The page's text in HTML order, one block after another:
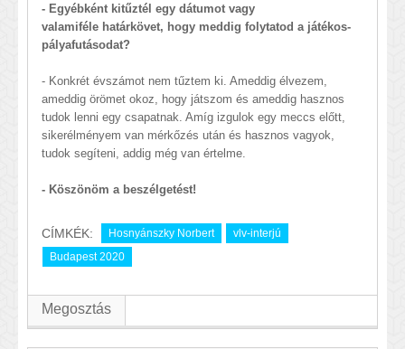
- Egyébként kitűztél egy dátumot vagy
valamiféle határkövet, hogy meddig folytatod a játékos-
pályafutásodat?
- Konkrét évszámot nem tűztem ki. Ameddig élvezem,
ameddig örömet okoz, hogy játszom és ameddig hasznos
tudok lenni egy csapatnak. Amíg izgulok egy meccs előtt,
sikerélményem van mérkőzés után és hasznos vagyok,
tudok segíteni, addig még van értelme.
- Köszönöm a beszélgetést!
CÍMKÉK: Hosnyánszky Norbert
vlv-interjú
Budapest 2020
Megosztás